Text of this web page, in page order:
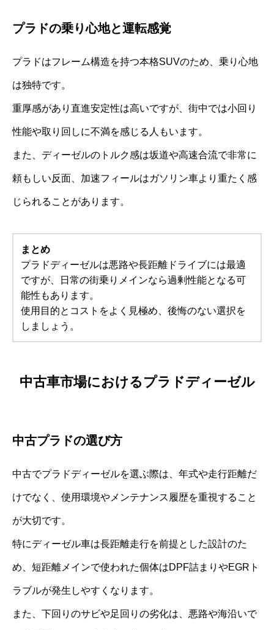
プラドの乗り心地と運転感覚
プラドはフレーム構造を持つ本格SUVのため、乗り心地
は独特です。
重厚感があり直進安定性は高いですが、街中では小回り
性能や取り回しに不満を感じる人もいます。
また、ディーゼルのトルク感は坂道や高速合流で非常に
頼もしい反面、加速フィールはガソリン車より重たく感
じられることがあります。
まとめ
プラドディーゼルは悪路や長距離ドライブには最適
ですが、日常の街乗りメインなら過剰性能となる可
能性もあります。
使用目的とコストをよく見極め、後悔のない選択を
しましょう。
中古車市場におけるプラドディーゼル
中古プラドの選び方
中古でプラドディーゼルを選ぶ際は、年式や走行距離だ
けでなく、使用環境やメンテナンス履歴を重視すること
が大切です。
特にディーゼル車は長距離走行を前提とした設計のた
め、短距離メインで使われた個体はDPF詰まりやEGRト
ラブルが発生しやすくなります。
また、下回りのサビや足回りの劣化は、悪路や海沿いで